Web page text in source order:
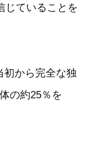
じていることを
初から完全な独
の約25％を